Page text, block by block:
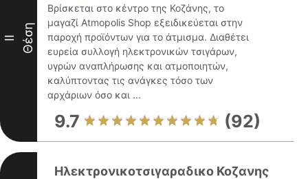
II Θέση
Βρίσκεται στο κέντρο της Κοζάνης, το
μαγαζί Atmopolis Shop εξειδικεύεται στην
παροχή προϊόντων για το άτμισμα. Διαθέτει
ευρεία συλλογή ηλεκτρονικών τσιγάρων,
υγρών αναπλήρωσης και ατμοποιητών,
καλύπτοντας τις ανάγκες τόσο των
αρχάριων όσο και ...
9.7 (92)
Ηλεκτρονικοτσιγαραδικο Κοζανης